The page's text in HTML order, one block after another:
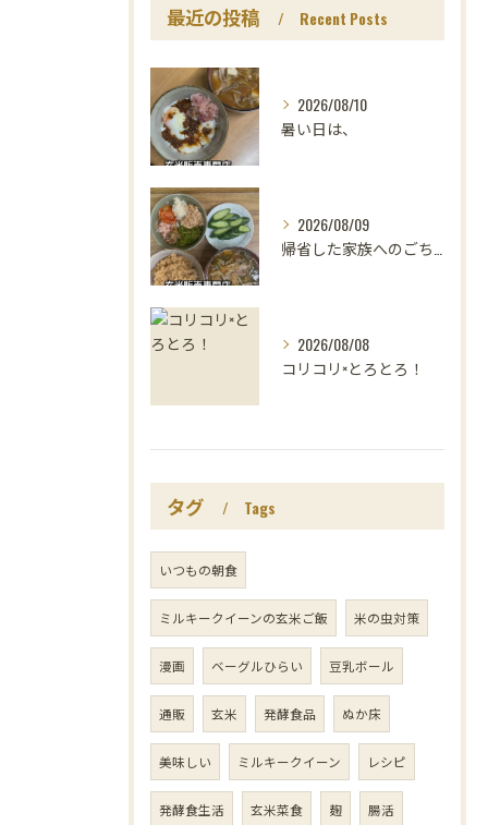
最近の投稿 Recent Posts
2026/08/10
暑い日は、
2026/08/09
2026/08/08
コリコリ×とろとろ！
タグ Tags
いつもの朝食
ミルキークイーンの玄米ご飯 米の虫対策
漫画 ベーグルひらい 豆乳ボール
通販 玄米 発酵食品 ぬか床
美味しい ミルキークイーン レシピ
発酵食生活 玄米菜食 麹 腸活